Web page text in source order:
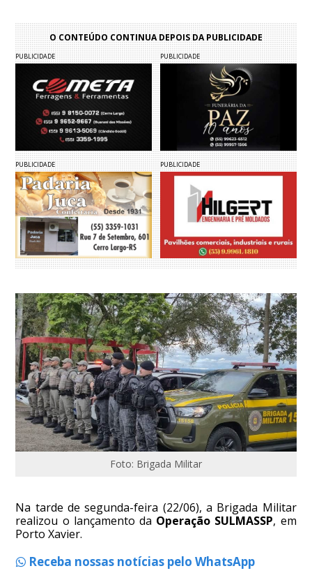
O CONTEÚDO CONTINUA DEPOIS DA PUBLICIDADE
PUBLICIDADE PUBLICIDADE
PUBLICIDADE PUBLICIDADE
Foto: Brigada Militar
Na tarde de segunda-feira (22/06), a Brigada Militar
realizou o lançamento da Operação SULMASSP, em
Porto Xavier.
Receba nossas notícias pelo WhatsApp